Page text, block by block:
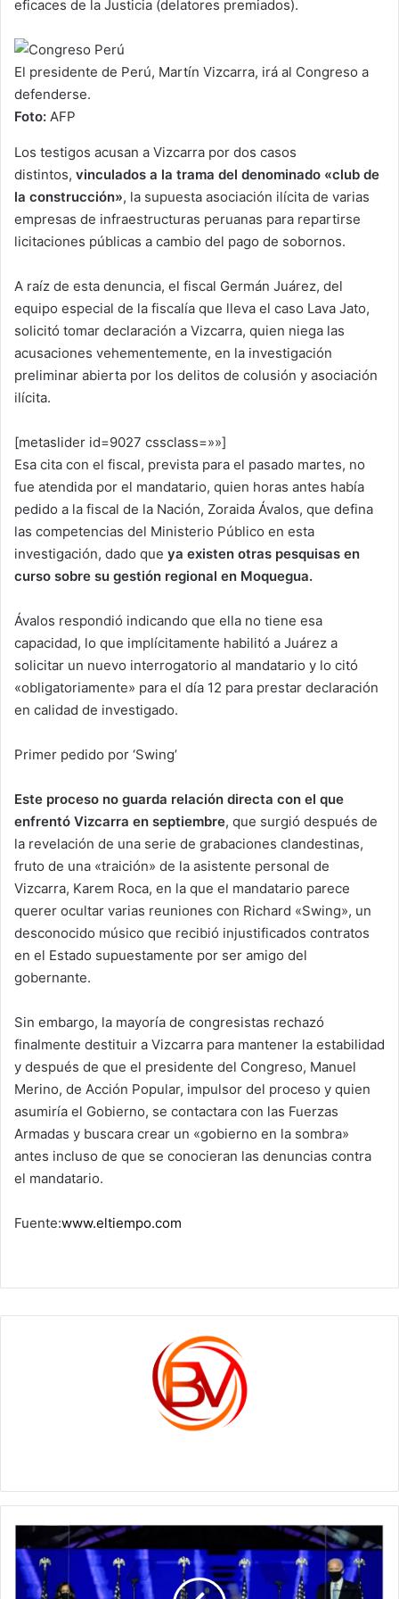
eficaces de la Justicia (delatores premiados).
El presidente de Perú, Martín Vizcarra, irá al Congreso a
defenderse.
Foto: AFP
Los testigos acusan a Vizcarra por dos casos
distintos, vinculados a la trama del denominado «club de
la construcción», la supuesta asociación ilícita de varias
empresas de infraestructuras peruanas para repartirse
licitaciones públicas a cambio del pago de sobornos.
A raíz de esta denuncia, el fiscal Germán Juárez, del
equipo especial de la fiscalía que lleva el caso Lava Jato,
solicitó tomar declaración a Vizcarra, quien niega las
acusaciones vehementemente, en la investigación
preliminar abierta por los delitos de colusión y asociación
ilícita.
[metaslider id=9027 cssclass=»»]
Esa cita con el fiscal, prevista para el pasado martes, no
fue atendida por el mandatario, quien horas antes había
pedido a la fiscal de la Nación, Zoraida Ávalos, que defina
las competencias del Ministerio Público en esta
investigación, dado que ya existen otras pesquisas en
curso sobre su gestión regional en Moquegua.
Ávalos respondió indicando que ella no tiene esa
capacidad, lo que implícitamente habilitó a Juárez a
solicitar un nuevo interrogatorio al mandatario y lo citó
«obligatoriamente» para el día 12 para prestar declaración
en calidad de investigado.
Primer pedido por ‘Swing’
Este proceso no guarda relación directa con el que
enfrentó Vizcarra en septiembre, que surgió después de
la revelación de una serie de grabaciones clandestinas,
fruto de una «traición» de la asistente personal de
Vizcarra, Karem Roca, en la que el mandatario parece
querer ocultar varias reuniones con Richard «Swing», un
desconocido músico que recibió injustificados contratos
en el Estado supuestamente por ser amigo del
gobernante.
Sin embargo, la mayoría de congresistas rechazó
finalmente destituir a Vizcarra para mantener la estabilidad
y después de que el presidente del Congreso, Manuel
Merino, de Acción Popular, impulsor del proceso y quien
asumiría el Gobierno, se contactara con las Fuerzas
Armadas y buscara crear un «gobierno en la sombra»
antes incluso de que se conocieran las denuncias contra
el mandatario.
Fuente:www.eltiempo.com
Mensajes
y
reacciones
de